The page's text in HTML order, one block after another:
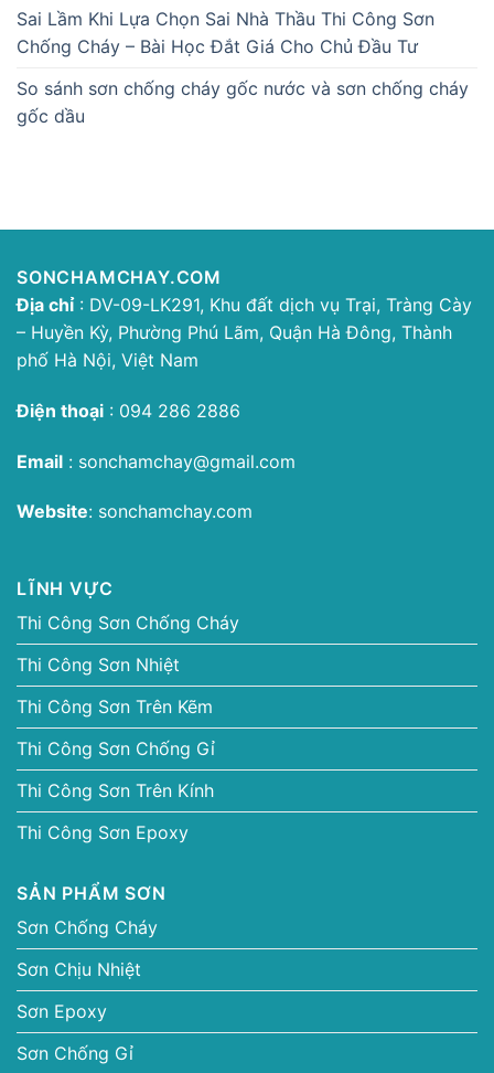
Sai Lầm Khi Lựa Chọn Sai Nhà Thầu Thi Công Sơn
Chống Cháy – Bài Học Đắt Giá Cho Chủ Đầu Tư
So sánh sơn chống cháy gốc nước và sơn chống cháy
gốc dầu
SONCHAMCHAY.COM
Địa chỉ: DV-09-LK291, Khu đất dịch vụ Trại, Tràng Cày
– Huyền Kỳ, Phường Phú Lãm, Quận Hà Đông, Thành
phố Hà Nội, Việt Nam
Điện thoại : 094 286 2886
Email : sonchamchay@gmail.com
Website: sonchamchay.com
LĨNH VỰC
Thi Công Sơn Chống Cháy
Thi Công Sơn Nhiệt
Thi Công Sơn Trên Kẽm
Thi Công Sơn Chống Gỉ
Thi Công Sơn Trên Kính
Thi Công Sơn Epoxy
SẢN PHẨM SƠN
Sơn Chống Cháy
Sơn Chịu Nhiệt
Sơn Epoxy
Sơn Chống Gỉ